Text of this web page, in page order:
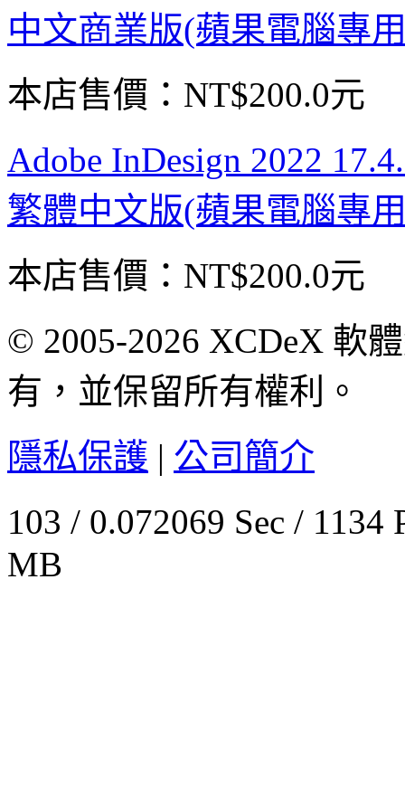
中文商業版(蘋果電腦專
本店售價： NT$200.0元
Adobe InDesign 2022
繁體中文版(蘋果電腦專
本店售價： NT$200.0元
© 2005-2026 XCDeX 軟
有，並保留所有權利。
隱私保護 | 公司簡介
103 / 0.072069 Sec /
MB